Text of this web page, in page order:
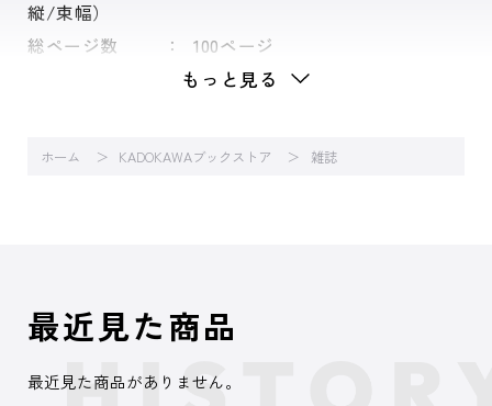
縦/束幅）
総ページ数 100ページ
もっと見る
ホーム KADOKAWAブックストア 雑誌
最近見た商品
最近見た商品がありません。